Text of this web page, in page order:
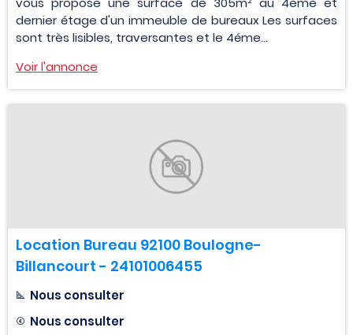
dernier étage d'un immeuble de bureaux Les surfaces
sont très lisibles, traversantes et le 4éme...
Voir l'annonce
Location Bureau 92100 Boulogne-
Billancourt - 24101006455
Nous consulter
Nous consulter